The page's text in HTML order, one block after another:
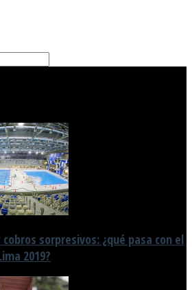
sorpresivos: ¿qué pasa con el
2019?